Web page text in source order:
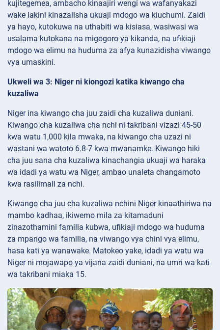
kujitegemea, ambacho kinaajiri wengi wa wafanyakazi
wake lakini kinazalisha ukuaji mdogo wa kiuchumi. Zaidi
ya hayo, kutokuwa na uthabiti wa kisiasa, wasiwasi wa
usalama kutokana na migogoro ya kikanda, na ufikiaji
mdogo wa elimu na huduma za afya kunazidisha viwango
vya umaskini.
Ukweli wa 3: Niger ni kiongozi katika kiwango cha
kuzaliwa
Niger ina kiwango cha juu zaidi cha kuzaliwa duniani.
Kiwango cha kuzaliwa cha nchi ni takribani vizazi 45-50
kwa watu 1,000 kila mwaka, na kiwango cha uzazi ni
wastani wa watoto 6.8-7 kwa mwanamke. Kiwango hiki
cha juu sana cha kuzaliwa kinachangia ukuaji wa haraka
wa idadi ya watu wa Niger, ambao unaleta changamoto
kwa rasilimali za nchi.
Kiwango cha juu cha kuzaliwa nchini Niger kinaathiriwa na
mambo kadhaa, ikiwemo mila za kitamaduni
zinazothamini familia kubwa, ufikiaji mdogo wa huduma
za mpango wa familia, na viwango vya chini vya elimu,
hasa kati ya wanawake. Matokeo yake, idadi ya watu wa
Niger ni mojawapo ya vijana zaidi duniani, na umri wa kati
wa takribani miaka 15.